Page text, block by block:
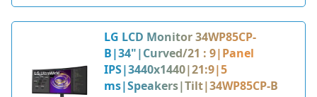
una experiencia visual inmersiva
tanto para trabajar como para
entretenimiento. LG es una marca
surcoreana líder en electrónica de
consumo que cuenta con una amplia
experiencia en la fabricación de
LG LCD Monitor 34WP85CP-
B|34"|Curved/21 : 9|Panel
IPS|3440x1440|21:9|5
ms|Speakers|Tilt|34WP85CP-B